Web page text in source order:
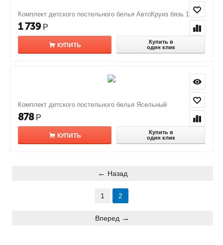
Комплект детского постельного белья АвтоКруиз бязь 150
1 739 Р
КУПИТЬ
Купить в
один клик
Комплект детского постельного белья Ясельный
878 Р
КУПИТЬ
Купить в
один клик
Назад
1 2
Вперед